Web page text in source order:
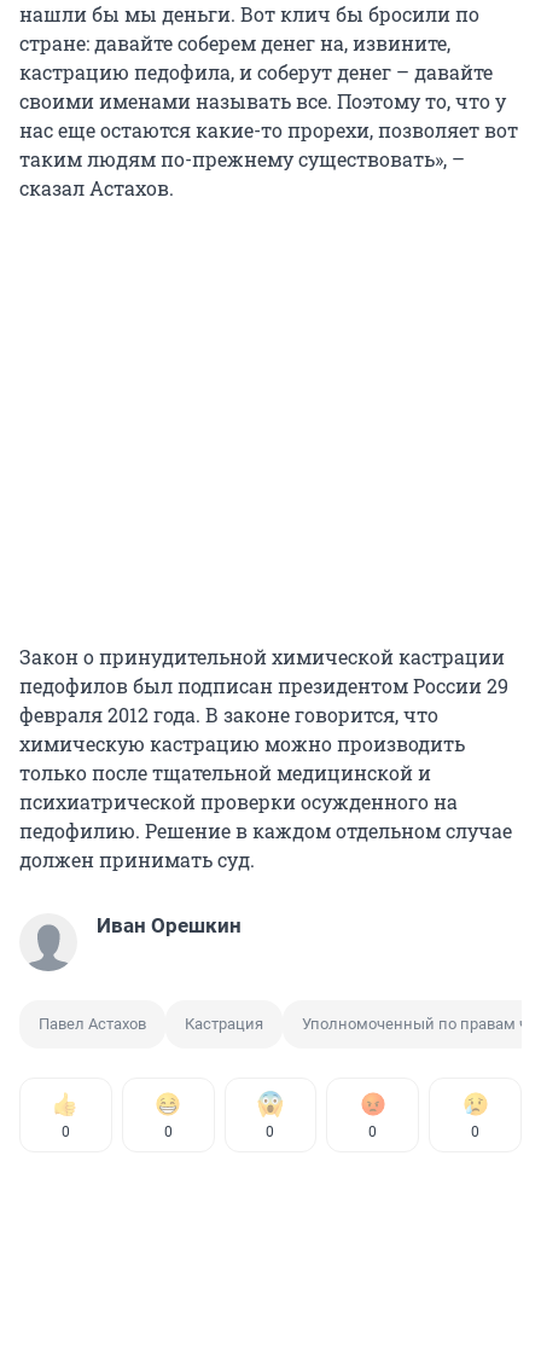
нашли бы мы деньги. Вот клич бы бросили по
стране: давайте соберем денег на, извините,
кастрацию педофила, и соберут денег – давайте
своими именами называть все. Поэтому то, что у
нас еще остаются какие-то прорехи, позволяет вот
таким людям по-прежнему существовать», –
сказал Астахов.
Закон о принудительной химической кастрации
педофилов был подписан президентом России 29
февраля 2012 года. В законе говорится, что
химическую кастрацию можно производить
только после тщательной медицинской и
психиатрической проверки осужденного на
педофилию. Решение в каждом отдельном случае
должен принимать суд.
Иван Орешкин
Павел Астахов Кастрация Уполномоченный по правам
0 0 0 0 0